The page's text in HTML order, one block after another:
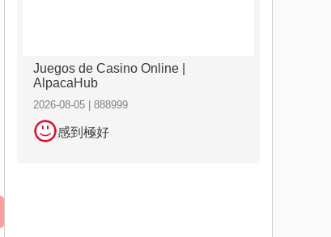
Juegos de Casino Online |
AlpacaHub
2026-08-05 | 888999
感到極好